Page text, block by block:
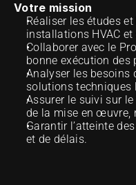
Votre mission
Réaliser les études
installations HVAC
Collaborer avec le
bonne exécution des
Analyser les besoins
solutions techniques
Assurer le suivi sur
de la mise en œuvre,
Garantir l’atteinte
et de délais.